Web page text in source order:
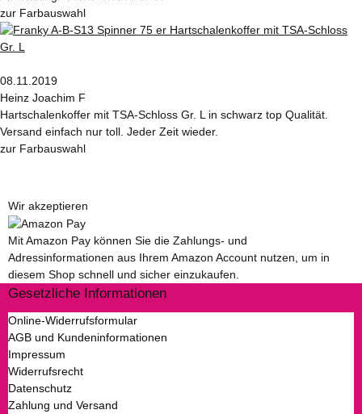
zur Farbauswahl
08.11.2019
Heinz Joachim F
Hartschalenkoffer mit TSA-Schloss Gr. L in schwarz top Qualität.
Versand einfach nur toll. Jeder Zeit wieder.
zur Farbauswahl
Wir akzeptieren
Mit Amazon Pay können Sie die Zahlungs- und
Adressinformationen aus Ihrem Amazon Account nutzen, um in
diesem Shop schnell und sicher einzukaufen.
Gesetzliche Informationen
Online-Widerrufsformular
AGB und Kundeninformationen
Impressum
Widerrufsrecht
Datenschutz
Zahlung und Versand